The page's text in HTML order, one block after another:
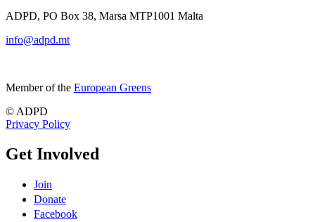
ADPD, PO Box 38, Marsa MTP1001 Malta
info@adpd.mt
Member of the European Greens
© ADPD
Privacy Policy
Get Involved
Join
Donate
Facebook